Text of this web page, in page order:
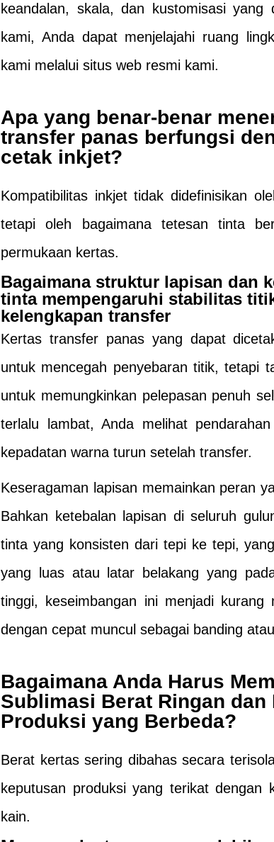
keandalan, skala, dan kustomisasi
kami, Anda dapat menjelajahi ruang
kami melalui situs web resmi kami.
Apa yang benar-benar
transfer panas berfungsi
cetak inkjet?
Kompatibilitas inkjet tidak didefinisikan
tetapi oleh bagaimana tetesan tinta
permukaan kertas.
Bagaimana struktur lapisan dan
tinta mempengaruhi stabilitas
kelengkapan transfer
Kertas transfer panas yang dapat
untuk mencegah penyebaran titik, tetapi
untuk memungkinkan pelepasan penuh
terlalu lambat, Anda melihat
kepadatan warna turun setelah transfer.
Keseragaman lapisan memainkan peran
Bahkan ketebalan lapisan di seluruh
tinta yang konsisten dari tepi ke tepi,
yang luas atau latar belakang yang
tinggi, keseimbangan ini menjadi
dengan cepat muncul sebagai banding
Bagaimana Anda Harus
Sublimasi Berat Ringan dan
Produksi yang Berbeda?
Berat kertas sering dibahas secara
keputusan produksi yang terikat dengan
kain.